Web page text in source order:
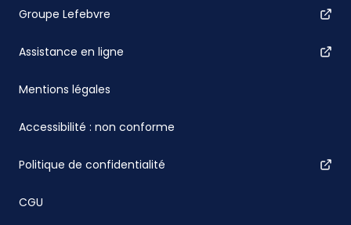
Groupe Lefebvre
Assistance en ligne
Mentions légales
Accessibilité : non conforme
Politique de confidentialité
CGU